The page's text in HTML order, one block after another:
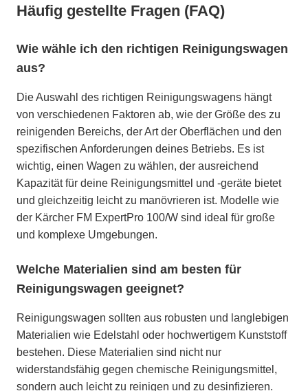
Häufig gestellte Fragen (FAQ)
Wie wähle ich den richtigen Reinigungswagen
aus?
Die Auswahl des richtigen Reinigungswagens hängt
von verschiedenen Faktoren ab, wie der Größe des zu
reinigenden Bereichs, der Art der Oberflächen und den
spezifischen Anforderungen deines Betriebs. Es ist
wichtig, einen Wagen zu wählen, der ausreichend
Kapazität für deine Reinigungsmittel und -geräte bietet
und gleichzeitig leicht zu manövrieren ist. Modelle wie
der Kärcher FM ExpertPro 100/W sind ideal für große
und komplexe Umgebungen.
Welche Materialien sind am besten für
Reinigungswagen geeignet?
Reinigungswagen sollten aus robusten und langlebigen
Materialien wie Edelstahl oder hochwertigem Kunststoff
bestehen. Diese Materialien sind nicht nur
widerstandsfähig gegen chemische Reinigungsmittel,
sondern auch leicht zu reinigen und zu desinfizieren.